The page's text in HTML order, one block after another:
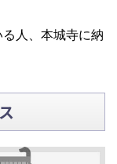
人、本城寺に納